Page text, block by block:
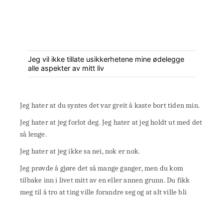
Jeg vil ikke tillate usikkerhetene mine ødelegge
alle aspekter av mitt liv
Jeg hater at du syntes det var greit å kaste bort tiden min.
Jeg hater at jeg forlot deg. Jeg hater at jeg holdt ut med det
så lenge.
Jeg hater at jeg ikke sa nei, nok er nok.
Jeg prøvde å gjøre det så mange ganger, men du kom
tilbake inn i livet mitt av en eller annen grunn. Du fikk
meg til å tro at ting ville forandre seg og at alt ville bli